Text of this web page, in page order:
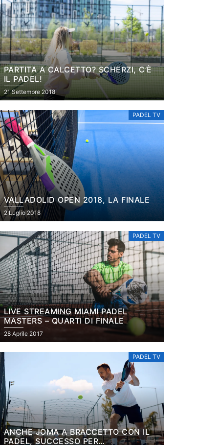
PARTITA A CALCETTO? SCHERZI, C’È
IL PADEL!
21 Settembre 2018
PADEL TV
VALLADOLID OPEN 2018, LA FINALE
2 Luglio 2018
PADEL TV
LIVE STREAMING MIAMI PADEL
MASTERS – QUARTI DI FINALE
28 Aprile 2017
PADEL TV
ANCHE JOMA A BRACCETTO CON IL
PADEL, SUCCESSO PER